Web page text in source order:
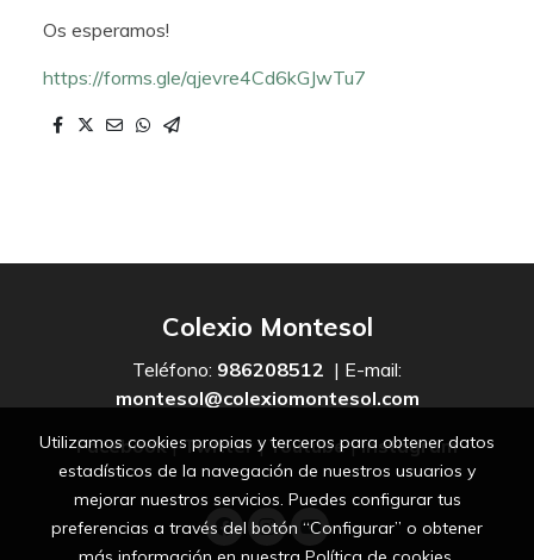
Os esperamos!
https://forms.gle/qjevre4Cd6kGJwTu7
Colexio Montesol
Teléfono: 986208512 | E-mail:
montesol@colexiomontesol.com
Facebook|Twitter | Youtube|Instagram
Utilizamos cookies propias y terceros para obtener datos
estadísticos de la navegación de nuestros usuarios y
mejorar nuestros servicios. Puedes configurar tus
preferencias a través del botón “Configurar” o obtener